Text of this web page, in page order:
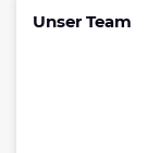
Unser Team